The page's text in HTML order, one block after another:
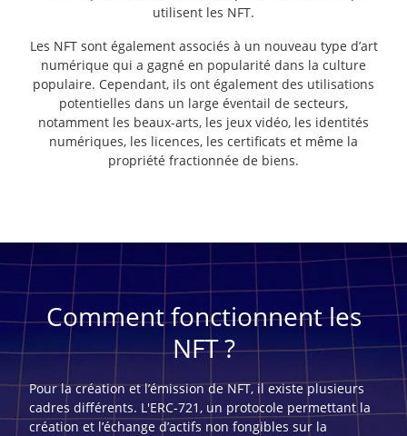
utilisent les NFT.
Les NFT sont également associés à un nouveau type d’art
numérique qui a gagné en popularité dans la culture
populaire. Cependant, ils ont également des utilisations
potentielles dans un large éventail de secteurs,
notamment les beaux-arts, les jeux vidéo, les identités
numériques, les licences, les certificats et même la
propriété fractionnée de biens.
Comment fonctionnent les
NFT ?
Pour la création et l’émission de NFT, il existe plusieurs
cadres différents. L'ERC-721, un protocole permettant la
création et l’échange d’actifs non fongibles sur la